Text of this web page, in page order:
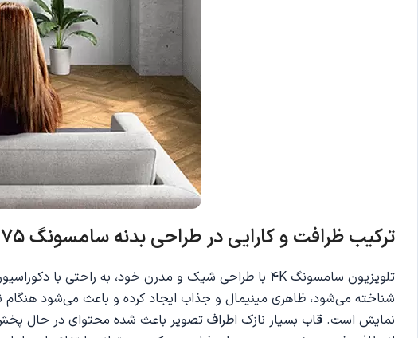
ترکیب ظرافت و کارایی در طراحی بدنهسامسونگ DU700075
شناخته می‌شود، ظاهری مینیمال و جذاب ایجاد کرده و باعث می‌شود
نمایش است. قاب بسیار نازک اطراف تصویر باعث شده محتوای در حال پخش